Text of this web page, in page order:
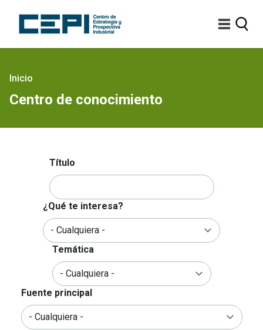
contenido
principal
Sobrescribir
enlaces
de
navegación
Inicio
Centro de conocimiento
Título
¿Qué te interesa?
Temática
Fuente principal